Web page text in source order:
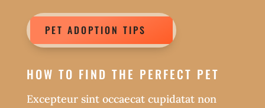
PET ADOPTION TIPS
HOW TO FIND THE PERFECT PET
Excepteur sint occaecat cupidatat non